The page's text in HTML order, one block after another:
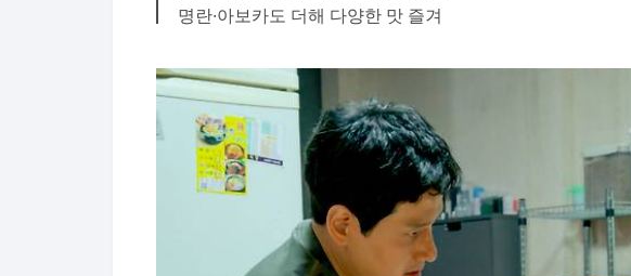
명란·아보카도 더해 다양한 맛 즐겨